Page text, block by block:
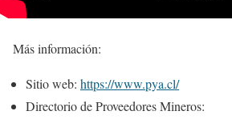
Más información:
Sitio web: https://www.pya.cl/
Directorio de Proveedores Mineros: